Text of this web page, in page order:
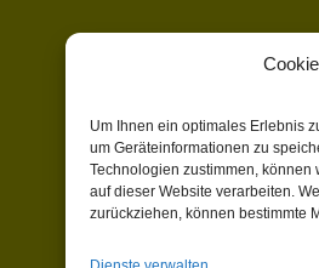
Um Ihnen ein optimales Erlebnis
um Geräteinformationen zu
Technologien zustimmen,
auf dieser Website verarbeiten.
zurückziehen, können bestimmte